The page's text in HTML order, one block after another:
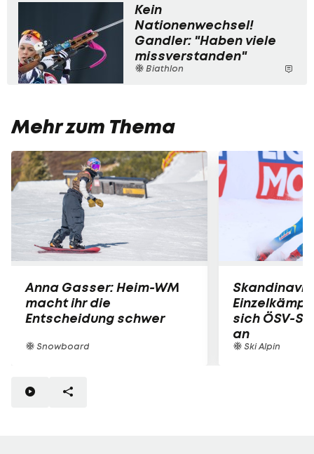
Kein
Nationenwechsel!
Gandler: "Haben viele
missverstanden"
Biathlon
Mehr zum Thema
Anna Gasser: Heim-WM
macht ihr die
Entscheidung schwer
Snowboard
sich ÖSV-
an
Ski Alpin